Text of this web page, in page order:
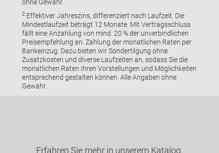
ohne Gewähr.
2Effektiver Jahreszins, differenziert nach Laufzeit. Die
Mindestlaufzeit beträgt 12 Monate. Mit Vertragsschluss
fällt eine Anzahlung von mind. 20 % der unverbindlichen
Preisempfehlung an. Zahlung der monatlichen Raten per
Bankeinzug. Dazu bieten wir Sondertilgung ohne
Zusatzkosten und diverse Laufzeiten an, sodass Sie die
monatlichen Raten Ihren Vorstellungen und Möglichkeiten
entsprechend gestalten können. Alle Angaben ohne
Gewähr.
Erfahren Sie mehr in unserem Katalog.